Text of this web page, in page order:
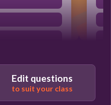
Edit questions
to suit your class